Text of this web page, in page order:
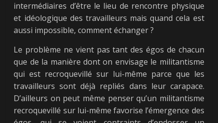
intermédiaires d’être le lieu de rencontre physique
et idéologique des travailleurs mais quand cela est
aussi impossible, comment échanger ?
Le problème ne vient pas tant des égos de chacun
que de la manière dont on envisage le militantisme
qui est recroquevillé sur lui-même parce que les
travailleurs sont déjà repliés dans leur carapace.
D’ailleurs on peut même penser qu’un militantisme
recroquevillé sur lui-même favorise l’émergence des